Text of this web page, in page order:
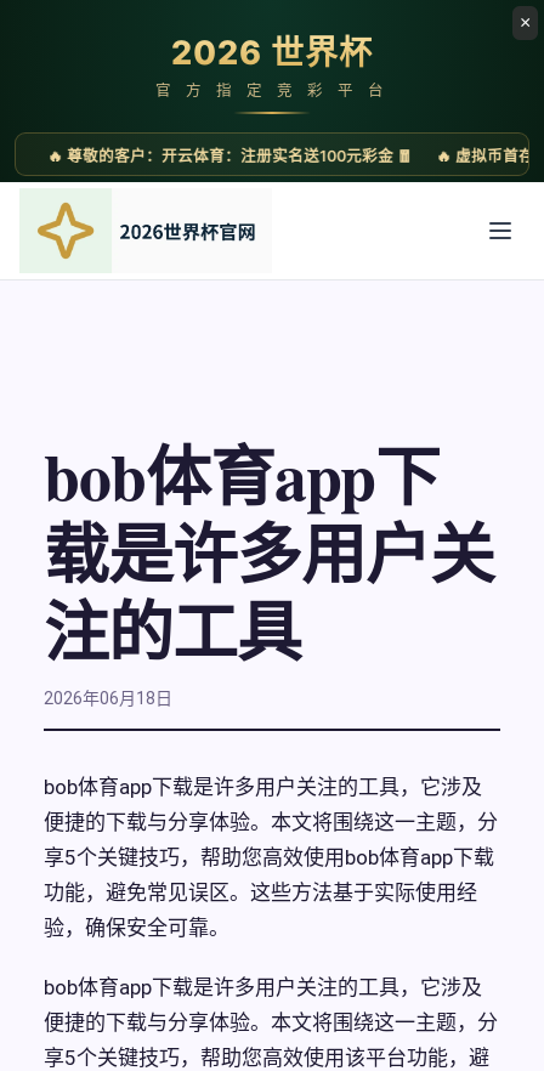
bob体育app下
载是许多用户关
注的工具
2026年06月18日
bob体育app下载是许多用户关注的工具，它涉及
便捷的下载与分享体验。本文将围绕这一主题，分
享5个关键技巧，帮助您高效使用bob体育app下载
功能，避免常见误区。这些方法基于实际使用经
验，确保安全可靠。
bob体育app下载是许多用户关注的工具，它涉及
便捷的下载与分享体验。本文将围绕这一主题，分
享5个关键技巧，帮助您高效使用该平台功能，避